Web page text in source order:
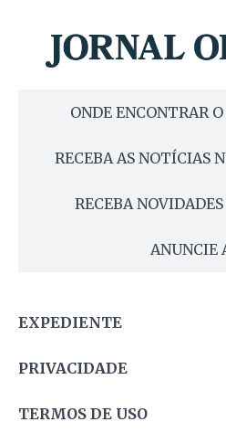
ONDE ENCONTRAR
RECEBA AS NOTÍCIAS
RECEBA
ANUNCIE
EXPEDIENTE
PRIVACIDADE
TERMOS DE USO